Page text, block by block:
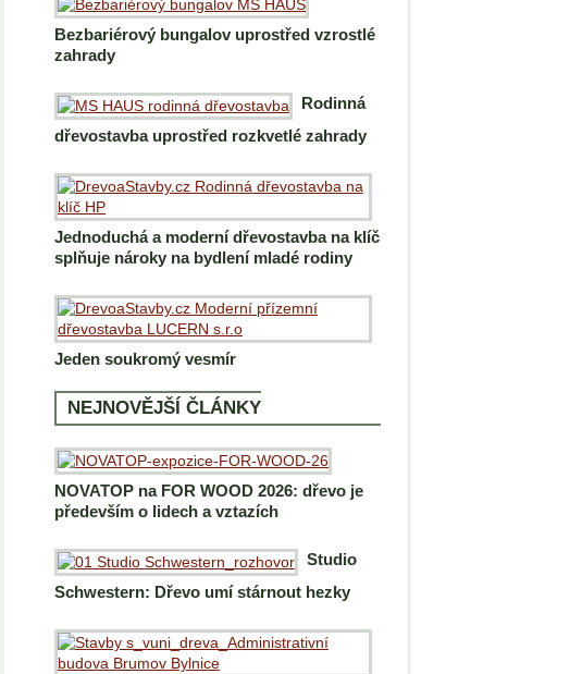
Bezbariérový bungalov uprostřed vzrostlé
zahrady
Rodinná
dřevostavba uprostřed rozkvetlé zahrady
Jednoduchá a moderní dřevostavba na klíč
splňuje nároky na bydlení mladé rodiny
Jeden soukromý vesmír
NEJNOVĚJŠÍ ČLÁNKY
NOVATOP na FOR WOOD 2026: dřevo je
především o lidech a vztazích
Studio
Schwestern: Dřevo umí stárnout hezky